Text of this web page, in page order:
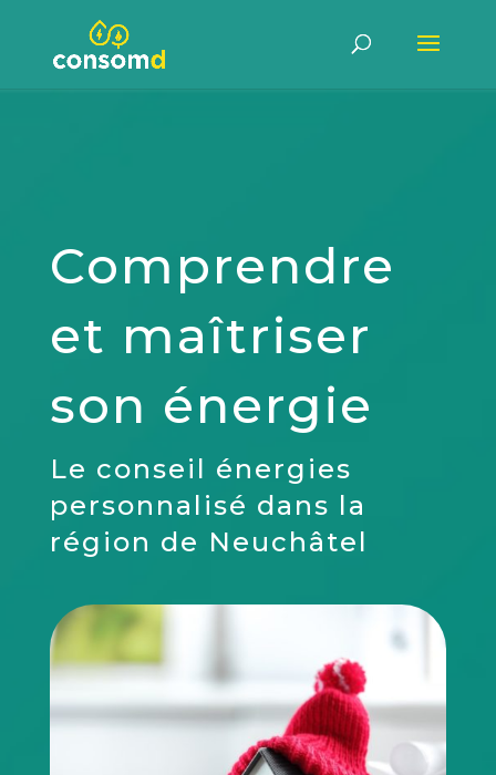
Comprendre
et maîtriser
son énergie
Le conseil énergies
personnalisé dans la
région de Neuchâtel